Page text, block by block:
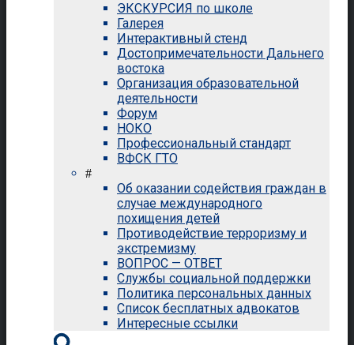
ЭКСКУРСИЯ по школе
Галерея
Интерактивный стенд
Достопримечательности Дальнего
востока
Организация образовательной
деятельности
Форум
НОКО
Профессиональный стандарт
ВФСК ГТО
#
Об оказании содействия граждан в
случае международного
похищения детей
Противодействие терроризму и
экстремизму
ВОПРОС — ОТВЕТ
Службы социальной поддержки
Политика персональных данных
Список бесплатных адвокатов
Интересные ссылки